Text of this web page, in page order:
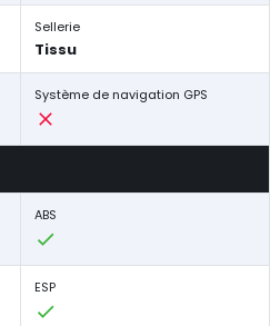
Sellerie
Tissu
Système de navigation GPS
ABS
ESP